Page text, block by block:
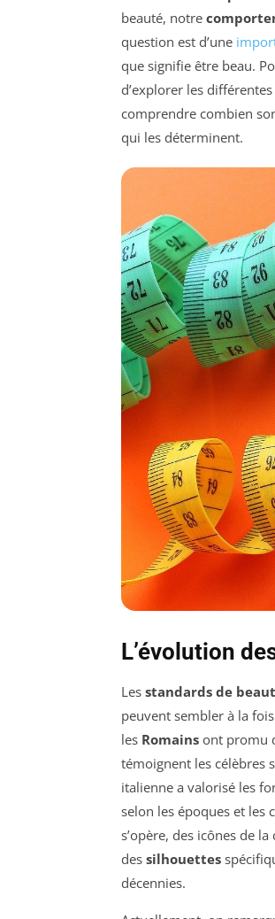
beauté, notre
question est d’une
que signifie être beau.
d’explorer les
comprendre combien
qui les déterminent.
L’évolution
Les standards de
peuvent sembler à la fois
les Romains ont promu
témoignent les célèbres
italienne a valorisé les
selon les époques et les
s’opère, des icônes de
des silhouettes
décennies.